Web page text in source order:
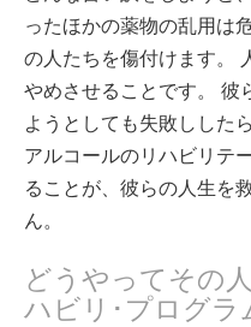
ったほかの薬物の乱用は
の人たちを傷付けます。
やめさせることです。 彼
ようとしても失敗しした
アルコールのリハビリテ
ることが、彼らの人生を
ん。
どうやってその
ハビリ･プログ